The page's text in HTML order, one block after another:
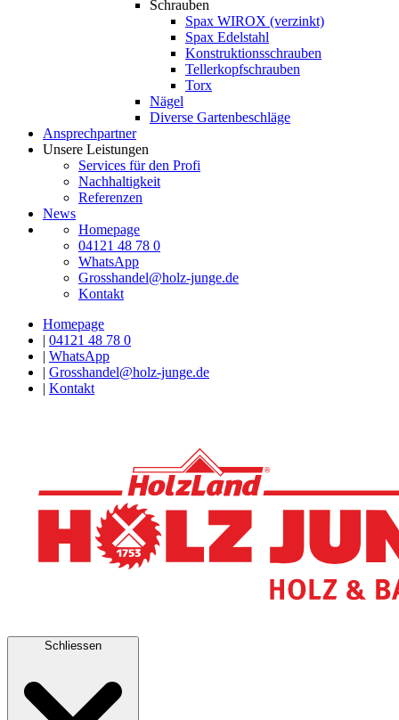
Schrauben
Spax WIROX (verzinkt)
Spax Edelstahl
Konstruktionsschrauben
Tellerkopfschrauben
Torx
Nägel
Diverse Gartenbeschläge
Ansprechpartner
Unsere Leistungen
Services für den Profi
Nachhaltigkeit
Referenzen
News
Homepage
04121 48 78 0
WhatsApp
Grosshandel@holz-junge.de
Kontakt
Homepage
| 04121 48 78 0
| WhatsApp
| Grosshandel@holz-junge.de
| Kontakt
Schliessen